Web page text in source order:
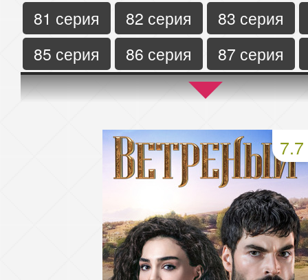
81 серия
82 серия
83 серия
85 серия
86 серия
87 серия
89 серия
90 серия
91 серия
94 серия
95 серия
98 серия 99 серия
103 серия
105 серия
106 серия 107 серия
109 серия
110 серия 111 серия
7.7